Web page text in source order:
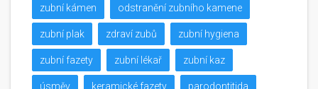
zubní kámen odstranění zubního kamene
zubní plak zdraví zubů zubní hygiena
zubní fazety zubní lékař zubní kaz
úsměv keramické fazety parodontitida